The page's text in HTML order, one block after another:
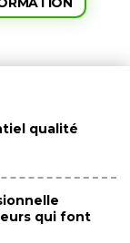
qualité
qui font